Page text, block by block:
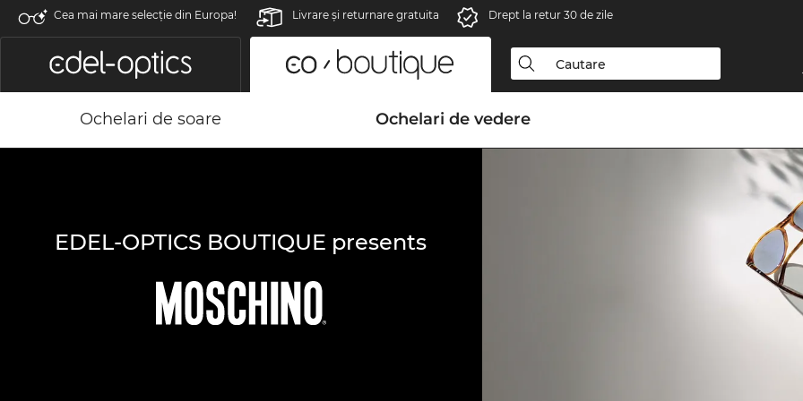
Cea mai mare selecție din Europa! Livrare şi returnare gratuita Drept la retur 30 de zile
Ochelari de soare Ochelari de vedere
EDEL-OPTICS BOUTIQUE presents